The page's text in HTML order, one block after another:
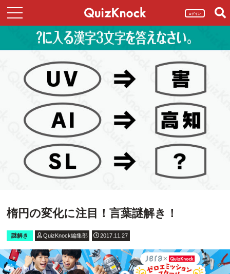
ログイン
楕円の変化に注目！言葉謎解き！
謎解き QuizKnock編集部 2017.11.27